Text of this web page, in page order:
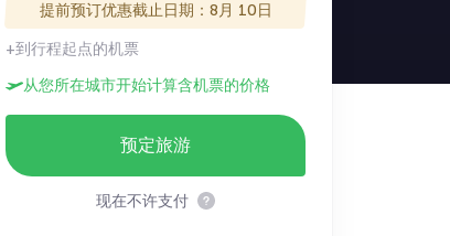
提前预订优惠截止日期：8月 10日
+到行程起点的机票
从您所在城市开始计算含机票的价格
预定旅游
现在不许支付